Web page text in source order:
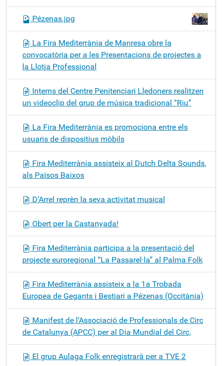
Pézenas.jpg
La Fira Mediterrània de Manresa obre la
convocatòria per a les Presentacions de projectes a
la Llotja Professional
Interns del Centre Penitenciari Lledoners realitzen
un videoclip del grup de música tradicional “Riu”
La Fira Mediterrània es promociona entre els
usuaris de dispositius mòbils
Fira Mediterrània assisteix al Dutch Delta Sounds,
als Països Baixos
D’Arrel reprèn la seva activitat musical
Obert per la Castanyada!
Fira Mediterrània participa a la presentació del
projecte euroregional “La Passarel·la” al Palma Folk
Fira Mediterrània assisteix a la 1a Trobada
Europea de Gegants i Bestiari a Pézenas (Occitània)
Manifest de l’Associació de Professionals de Circ
de Catalunya (APCC) per al Dia Mundial del Circ,
El grup Aulaga Folk enregistrarà per a TVE 2